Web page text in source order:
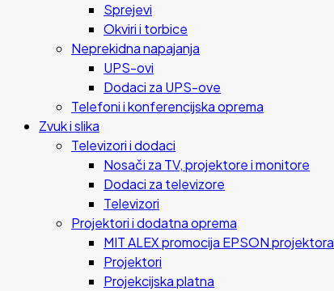
Sprejevi
Okviri i torbice
Neprekidna napajanja
UPS-ovi
Dodaci za UPS-ove
Telefoni i konferencijska oprema
Zvuk i slika
Televizori i dodaci
Nosači za TV, projektore i monitore
Dodaci za televizore
Televizori
Projektori i dodatna oprema
MIT ALEX promocija EPSON projektora
Projektori
Projekcijska platna